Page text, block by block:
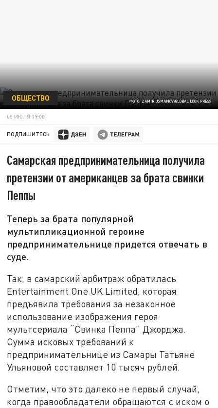
ФОТО: ZAMIR USMANOV/GLOBAL LOOK PRESS
ОБЩЕСТВО
05 ИЮЛЯ 19:00
ПОДПИШИТЕСЬ:
Самарская предпринимательница получила
претензии от американцев за брата свинки
Пеппы
Теперь за брата популярной
мультипликационной героине
предпринимательнице придется отвечать в
суде.
Так, в самарский арбитраж обратилась
Entertainment One UK Limited, которая
предъявила требования за незаконное
использование изображения героя
мультсериала “Свинка Пеппа” Джорджа.
Сумма исковых требований к
предпринимательнице из Самары Татьяне
Ульяновой составляет 10 тысяч рублей.
Отметим, что это далеко не первый случай,
когда правообладатели обращаются с иском о